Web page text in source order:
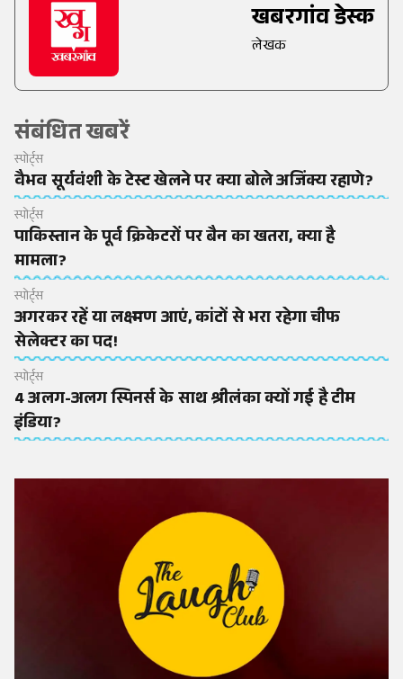
खबरगांव डेस्क
लेखक
संबंधित खबरें
स्पोर्ट्स
वैभव सूर्यवंशी के टेस्ट खेलने पर क्या बोले अजिंक्य रहाणे?
स्पोर्ट्स
पाकिस्तान के पूर्व क्रिकेटरों पर बैन का खतरा, क्या है
मामला?
स्पोर्ट्स
अगरकर रहें या लक्ष्मण आएं, कांटों से भरा रहेगा चीफ
सेलेक्टर का पद!
स्पोर्ट्स
4 अलग-अलग स्पिनर्स के साथ श्रीलंका क्यों गई है टीम
इंडिया?